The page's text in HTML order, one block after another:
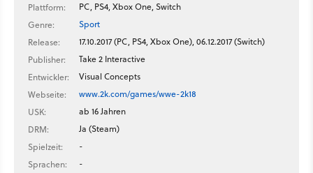
Plattform:
PC, PS4, Xbox One, Switch
Genre:
Sport
Release:
17.10.2017 (PC, PS4, Xbox One), 06.12.2017 (Switch)
Publisher:
Take 2 Interactive
Entwickler:
Visual Concepts
Webseite:
www.2k.com/games/wwe-2k18
USK:
ab 16 Jahren
DRM:
Ja (Steam)
Spielzeit:
-
Sprachen:
-